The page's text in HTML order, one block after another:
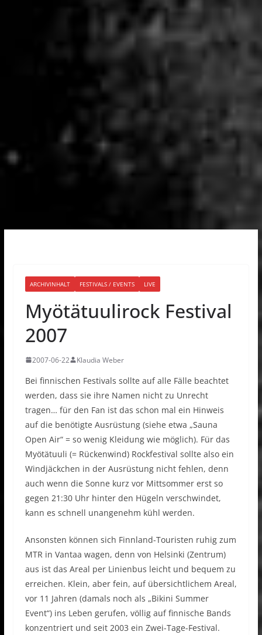
ARCHIVINHALT FESTIVALS / EVENTS LIVE
Myötätuulirock Festival
2007
2007-06-22 Klaudia Weber
Bei finnischen Festivals sollte auf alle Fälle beachtet
werden, dass sie ihre Namen nicht zu Unrecht
tragen… für den Fan ist das schon mal ein Hinweis
auf die benötigte Ausrüstung (siehe etwa „Sauna
Open Air“ = so wenig Kleidung wie möglich). Für das
Myötätuuli (= Rückenwind) Rockfestival sollte also ein
Windjäckchen in der Ausrüstung nicht fehlen, denn
auch wenn die Sonne kurz vor Mittsommer erst so
gegen 21:30 Uhr hinter den Hügeln verschwindet,
kann es schnell unangenehm kühl werden.
Ansonsten können sich Finnland-Touristen ruhig zum
MTR in Vantaa wagen, denn von Helsinki (Zentrum)
aus ist das Areal per Linienbus leicht und bequem zu
erreichen. Klein, aber fein, auf übersichtlichem Areal,
vor 11 Jahren (damals noch als „Bikini Summer
Event“) ins Leben gerufen, völlig auf finnische Bands
konzentriert und seit 2003 ein Zwei-Tage-Festival.